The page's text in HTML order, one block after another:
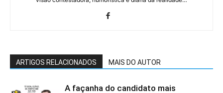
ARTIGOS RELACIONADOS MAIS DO AUTOR
A façanha do candidato mais